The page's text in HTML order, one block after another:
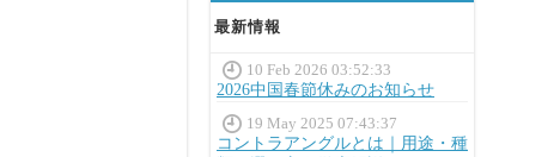
最新情報
10 Feb 2026 03:52:33
2026中国春節休みのお知らせ
19 May 2025 07:43:37
コントラアングルとは｜用途・種